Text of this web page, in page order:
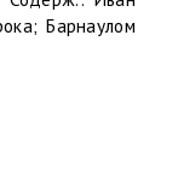
Барнаулом